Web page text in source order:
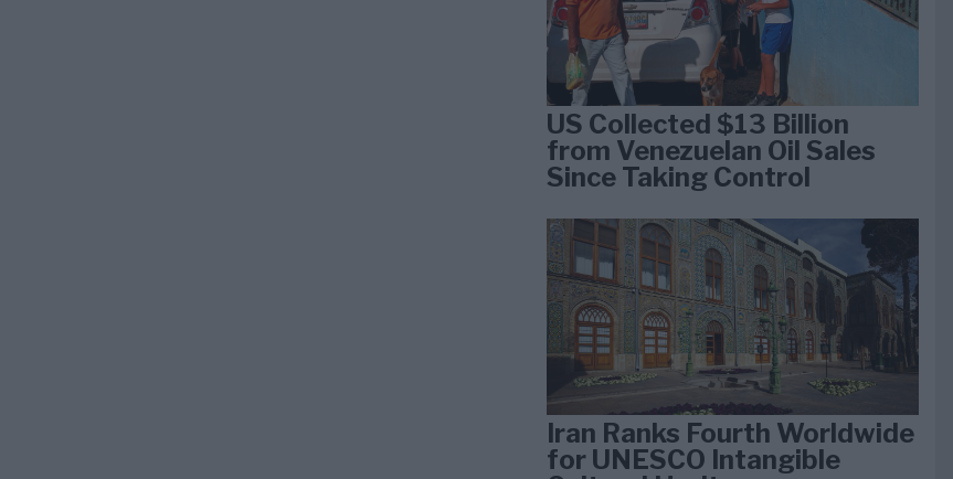
US Collected $13 Billion
from Venezuelan Oil Sales
Since Taking Control
Iran Ranks Fourth Worldwide
for UNESCO Intangible